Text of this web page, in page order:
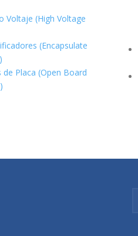
Voltaje (High Voltage
(Encapsulate
de Placa (Open Board